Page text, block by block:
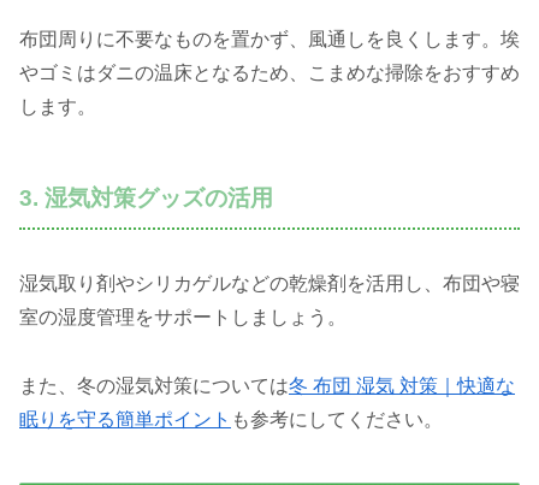
布団周りに不要なものを置かず、風通しを良くします。埃
やゴミはダニの温床となるため、こまめな掃除をおすすめ
します。
3. 湿気対策グッズの活用
湿気取り剤やシリカゲルなどの乾燥剤を活用し、布団や寝
室の湿度管理をサポートしましょう。
また、冬の湿気対策については冬 布団 湿気 対策｜快適な
眠りを守る簡単ポイント も参考にしてください。